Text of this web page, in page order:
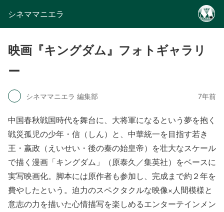
シネママニエラ
映画『キングダム』フォトギャラリ
ー
シネママニエラ 編集部 7年前
中国春秋戦国時代を舞台に、大将軍になるという夢を抱く
戦災孤児の少年・信（しん）と、中華統一を目指す若き
王・嬴政（えいせい・後の秦の始皇帝）を壮大なスケール
で描く漫画「キングダム」（原泰久／集英社）をベースに
実写映画化。脚本には原作者も参加し、完成まで約２年を
費やしたという。迫力のスペクタクルな映像×人間模様と
意志の力を描いた心情描写を楽しめるエンターテインメン